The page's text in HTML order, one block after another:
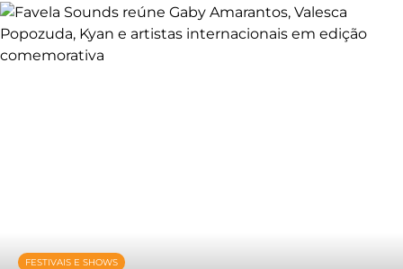
FESTIVAIS E SHOWS